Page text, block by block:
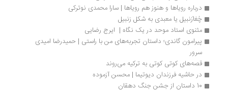
درباره رویاها و هنوز هم رویاها | سارا محمدی نوترکی
چُغازَنبیل یا معبدی به شکل زنبیل
مثنوی استاد موحد در یک نگاه |  ایرج رضایی
پیرامون گاندی؛ داستان تجربه‌های من با راستی | حمیدرضا امیدی
قصه‌های کوتی کوتی به ترکیه می‌روند
در حاشیه فرزندان دیوتیما | محسن آزموده